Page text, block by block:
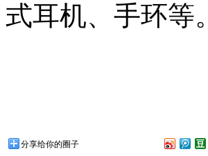
式耳机、手环等。
分享给你的圈子